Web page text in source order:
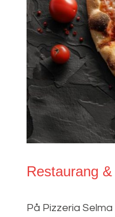
Restaurang
På Pizzeria